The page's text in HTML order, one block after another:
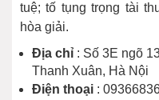
tuệ; tố tụng trọng tài
hòa giải.
Địa chỉ : Số 3E ngõ
Thanh Xuân, Hà Nội
Điện thoại :